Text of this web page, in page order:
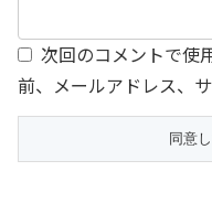
次回のコメントで使
前、メールアドレス、